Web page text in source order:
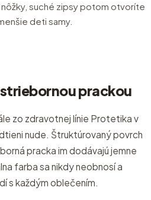
suché zipsy potom otvoríte
deti samy.
prackou
zo zdravotnej línie Protetika v
nude. Štruktúrovaný povrch
pracka im dodávajú jemne
farba sa nikdy neobnosí a
s každým oblečením.